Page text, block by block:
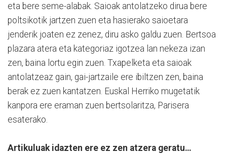
eta bere seme-alabak. Saioak antolatzeko dirua bere
poltsikotik jartzen zuen eta hasierako saioetara
jenderik joaten ez zenez, diru asko galdu zuen. Bertsoa
plazara atera eta kategoriaz igotzea lan nekeza izan
zen, baina lortu egin zuen. Txapelketa eta saioak
antolatzeaz gain, gai-jartzaile ere ibiltzen zen, baina
berak ez zuen kantatzen. Euskal Herriko mugetatik
kanpora ere eraman zuen bertsolaritza, Parisera
esaterako.
Artikuluak idazten ere ez zen atzera geratu…